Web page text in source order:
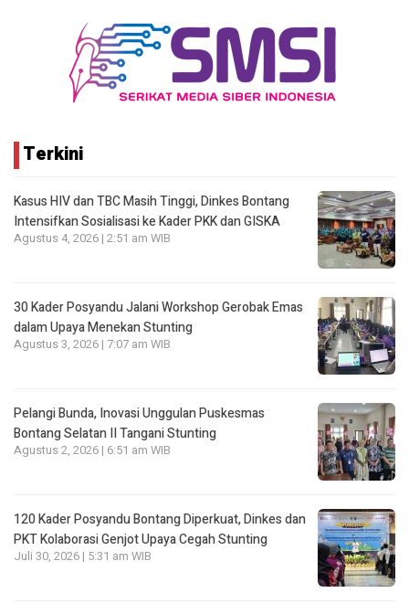
Terkini
Kasus HIV dan TBC Masih Tinggi, Dinkes Bontang
Intensifkan Sosialisasi ke Kader PKK dan GISKA
Agustus 4, 2026 | 2:51 am WIB
30 Kader Posyandu Jalani Workshop Gerobak Emas
dalam Upaya Menekan Stunting
Agustus 3, 2026 | 7:07 am WIB
Pelangi Bunda, Inovasi Unggulan Puskesmas
Bontang Selatan II Tangani Stunting
Agustus 2, 2026 | 6:51 am WIB
120 Kader Posyandu Bontang Diperkuat, Dinkes dan
PKT Kolaborasi Genjot Upaya Cegah Stunting
Juli 30, 2026 | 5:31 am WIB